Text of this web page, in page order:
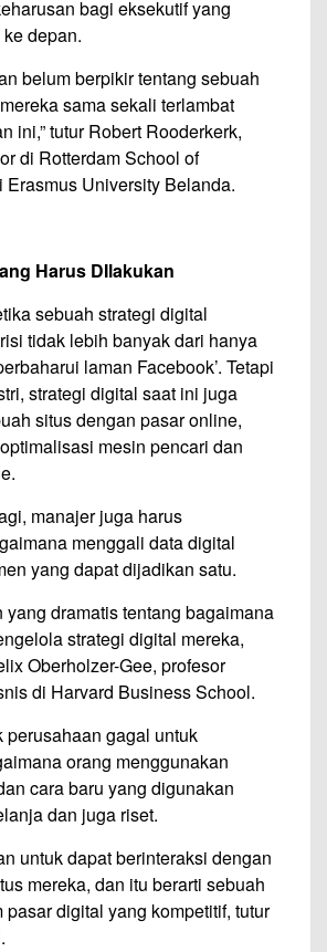
bagi eksekutif yang
depan.
belum berpikir tentang sebuah
sama sekali terlambat
ini,” tutur Robert Rooderkerk,
di Rotterdam School of
Erasmus University Belanda.
Harus DIlakukan
sebuah strategi digital
tidak lebih banyak dari hanya
laman Facebook’. Tetapi
strategi digital saat ini juga
situs dengan pasar online,
mesin pencari dan
manajer juga harus
menggali data digital
yang dapat dijadikan satu.
yang dramatis tentang bagaimana
strategi digital mereka,
Oberholzer-Gee, profesor
di Harvard Business School.
perusahaan gagal untuk
orang menggunakan
cara baru yang digunakan
dan juga riset.
untuk dapat berinteraksi dengan
mereka, dan itu berarti sebuah
pasar digital yang kompetitif, tutur